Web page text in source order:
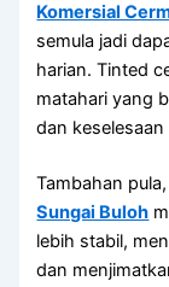
Komersial
semula jadi
harian. Tinted
matahari yang
dan
Tambahan
Sungai Buloh
lebih stabil,
dan